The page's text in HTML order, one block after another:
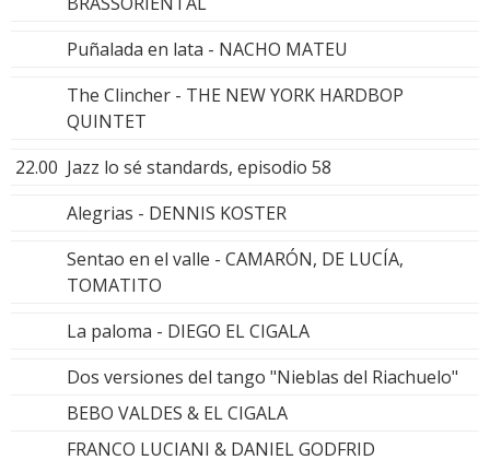
Puñalada en lata - NACHO MATEU
The Clincher - THE NEW YORK HARDBOP
QUINTET
22.00 Jazz lo sé standards, episodio 58
Alegrias - DENNIS KOSTER
Sentao en el valle - CAMARÓN, DE LUCÍA,
TOMATITO
La paloma - DIEGO EL CIGALA
Dos versiones del tango "Nieblas del Riachuelo"
BEBO VALDES & EL CIGALA
FRANCO LUCIANI & DANIEL GODFRID